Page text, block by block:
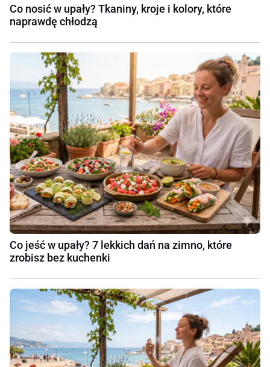
Co nosić w upały? Tkaniny, kroje i kolory, które
naprawdę chłodzą
Co jeść w upały? 7 lekkich dań na zimno, które
zrobisz bez kuchenki